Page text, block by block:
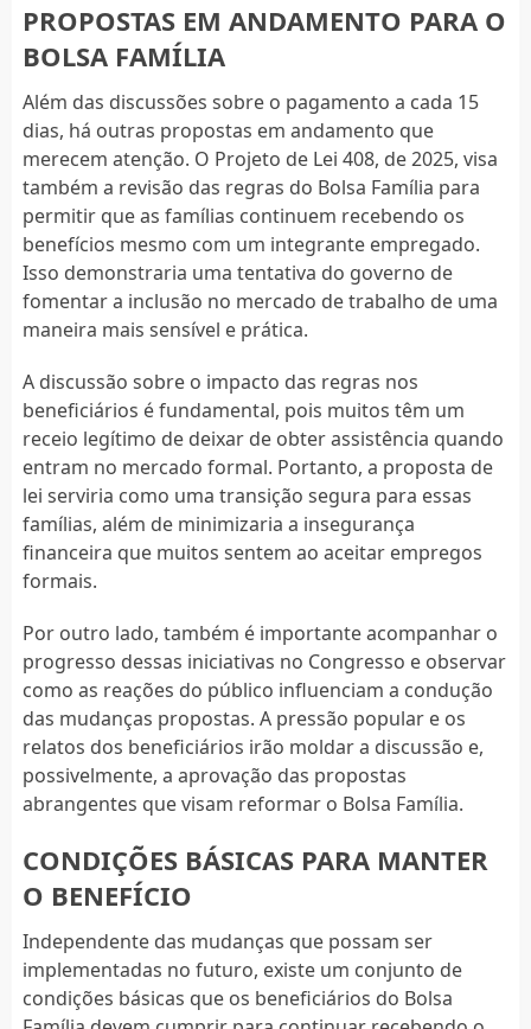
PROPOSTAS EM ANDAMENTO PARA O
BOLSA FAMÍLIA
Além das discussões sobre o pagamento a cada 15
dias, há outras propostas em andamento que
merecem atenção. O Projeto de Lei 408, de 2025, visa
também a revisão das regras do Bolsa Família para
permitir que as famílias continuem recebendo os
benefícios mesmo com um integrante empregado.
Isso demonstraria uma tentativa do governo de
fomentar a inclusão no mercado de trabalho de uma
maneira mais sensível e prática.
A discussão sobre o impacto das regras nos
beneficiários é fundamental, pois muitos têm um
receio legítimo de deixar de obter assistência quando
entram no mercado formal. Portanto, a proposta de
lei serviria como uma transição segura para essas
famílias, além de minimizaria a insegurança
financeira que muitos sentem ao aceitar empregos
formais.
Por outro lado, também é importante acompanhar o
progresso dessas iniciativas no Congresso e observar
como as reações do público influenciam a condução
das mudanças propostas. A pressão popular e os
relatos dos beneficiários irão moldar a discussão e,
possivelmente, a aprovação das propostas
abrangentes que visam reformar o Bolsa Família.
CONDIÇÕES BÁSICAS PARA MANTER
O BENEFÍCIO
Independente das mudanças que possam ser
implementadas no futuro, existe um conjunto de
condições básicas que os beneficiários do Bolsa